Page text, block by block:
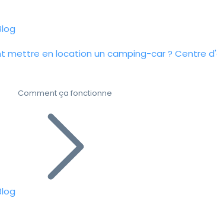
mettre en location un camping-car ? Centre
Comment ça fonctionne